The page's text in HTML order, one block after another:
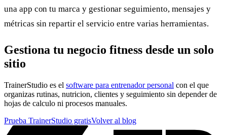
una app con tu marca y gestionar seguimiento, mensajes y
métricas sin repartir el servicio entre varias herramientas.
Gestiona tu negocio fitness desde un solo
sitio
TrainerStudio es el software para entrenador personal con el que
organizas rutinas, nutricion, clientes y seguimiento sin depender de
hojas de calculo ni procesos manuales.
Prueba TrainerStudio gratisVolver al blog